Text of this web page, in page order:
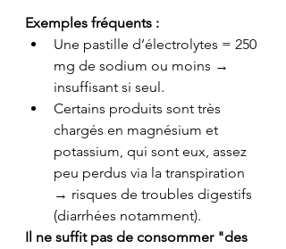
Exemples fréquents :
Une pastille d’électrolytes = 250
mg de sodium ou moins →
insuffisant si seul.
Certains produits sont très
chargés en magnésium et
potassium, qui sont eux, assez
peu perdus via la transpiration
→ risques de troubles digestifs
(diarrhées notamment).
Il ne suffit pas de consommer "des